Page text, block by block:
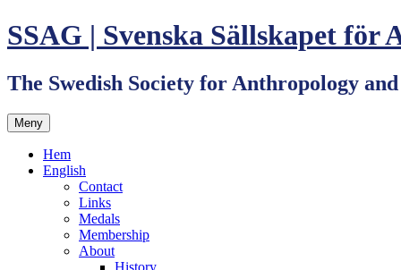
Hoppa
till
SSAG | Svenska Sällskapet för
The Swedish Society for Anthropology
Meny
Hem
English
Contact
Links
Medals
Membership
About
History